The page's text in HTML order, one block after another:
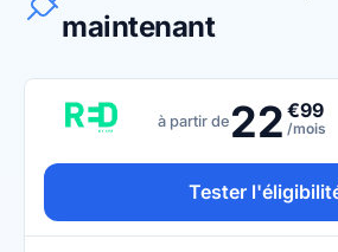
maintenant
à partir de 22 €99
/mois
Tester